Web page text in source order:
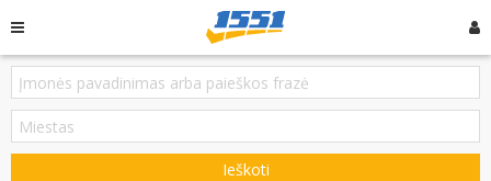
Ieškoti